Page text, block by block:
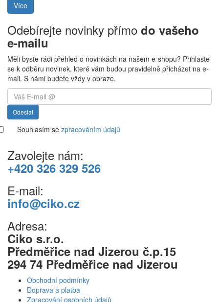
Více
Odebírejte novinky přímo do vašeho
e-mailu
Měli byste rádi přehled o novinkách na našem e-shopu? Přihlaste
se k odběru novinek, které vám budou pravidelně přicházet na e-
mail. S námi budete vždy v obraze.
Odeslat
Souhlasím se zpracováním údajů
Zavolejte nám:
+420 326 329 526
E-mail:
info@ciko.cz
Adresa:
Ciko s.r.o.
Předměřice nad Jizerou č.p.15
294 74 Předměřice nad Jizerou
Obchodní podmínky
Doprava a platba
Zpracování osobních údajů